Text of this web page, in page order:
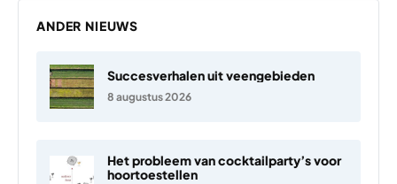
ANDER NIEUWS
Succesverhalen uit veengebieden
8 augustus 2026
Het probleem van cocktailparty’s voor
hoortoestellen